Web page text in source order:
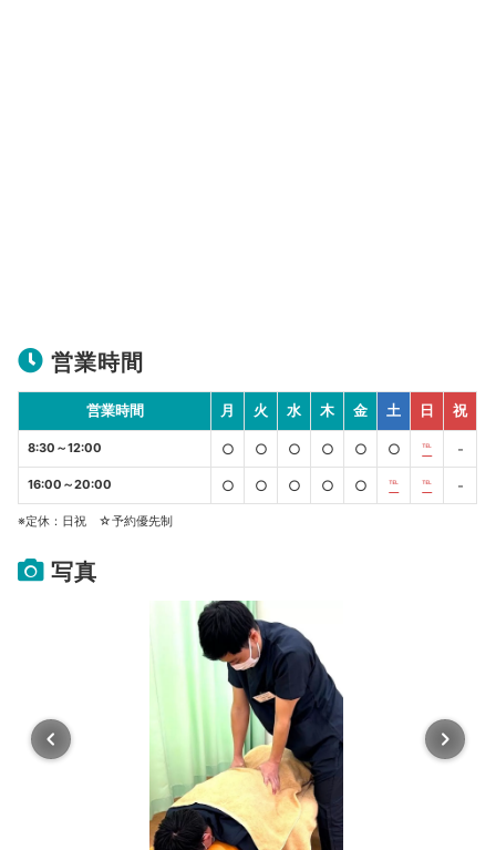
営業時間
営業時間 月 火 水 木 金 土 日 祝
8:30～12:00 ○ ○ ○ ○ ○ ○ ℡ -
16:00～20:00 ○ ○ ○ ○ ○ ℡ ℡ -
※定休：日祝 ☆予約優先制
写真